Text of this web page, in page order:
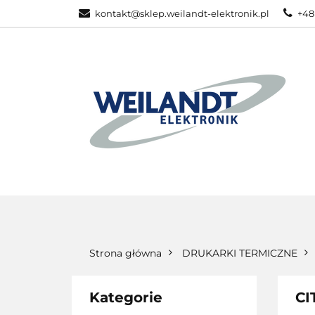
kontakt@sklep.weilandt-elektronik.pl
PRODUKTY
Strona główna DRUKARKI TERMICZNE
Kategorie